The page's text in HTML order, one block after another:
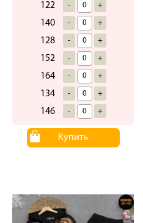
122 - +
140 - +
128 - +
152 - +
164 - +
134 - +
146 - +
Купить